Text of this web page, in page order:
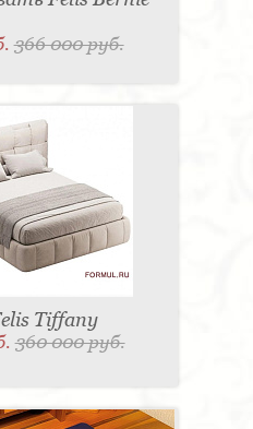
366 000 руб.
Tiffany
360 000 руб.